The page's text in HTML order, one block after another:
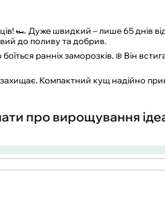
🏎️ Дуже швидкий – лише 65 днів
до поливу та добрив.
боїться ранніх заморозків. ❄️ Він
Компактний кущ надійно
про вирощування